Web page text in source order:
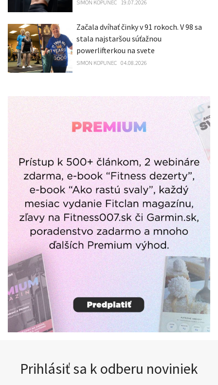
SIMON KOPUNEC 19.07.2026
Začala dvíhať činky v 91 rokoch. V 98 sa
stala najstaršou súťažnou
powerlifterkou na svete
SIMON KOPUNEC 04.08.2026
Prihlásiť sa k odberu noviniek